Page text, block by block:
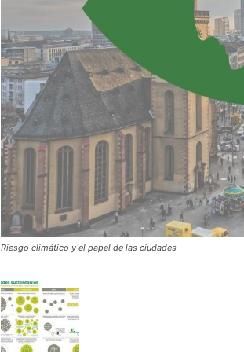
Riesgo climático y el papel de las ciudades